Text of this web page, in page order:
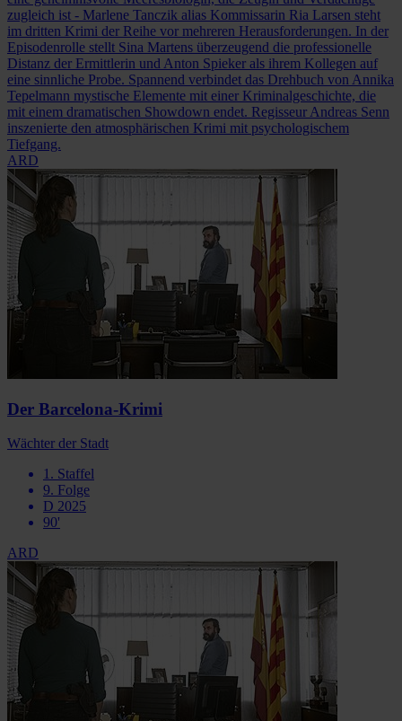
zugleich ist - Marlene Tanczik alias Kommissarin Ria Larsen steht
im dritten Krimi der Reihe vor mehreren Herausforderungen. In der
Episodenrolle stellt Sina Martens überzeugend die professionelle
Distanz der Ermittlerin und Anton Spieker als ihrem Kollegen auf
eine sinnliche Probe. Spannend verbindet das Drehbuch von Annika
Tepelmann mystische Elemente mit einer Kriminalgeschichte, die
mit einem dramatischen Showdown endet. Regisseur Andreas Senn
inszenierte den atmosphärischen Krimi mit psychologischem
Tiefgang.
ARD
Der Barcelona-Krimi
Wächter der Stadt
1. Staffel
9. Folge
D 2025
90'
ARD